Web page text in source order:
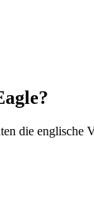
die englische